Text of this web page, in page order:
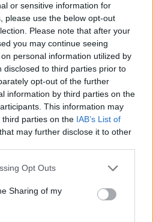
or sensitive information for
please use the below opt-out
Please note that after your
you may continue seeing
personal information utilized by
disclosed to third parties prior to
opt-out of the further
information by third parties on the
This information may
parties on the IAB’s List of
that may further disclose it to other
Opt Outs
Sharing of my
ΕΠΟ με Ταρντέλι»
ο Αντετοκούνμπο,
(video)
στο Onsports TV
από παντού στη Novibet με το
App